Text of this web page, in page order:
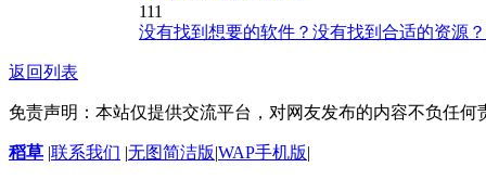
111
没有找到想要的软件？没有找到合适的资源
返回列表
免责声明：本站仅提供交流平台，对网友发布的内容不负任
稻草 |联系我们 |无图简洁版|WAP手机版|